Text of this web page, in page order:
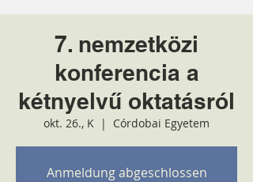
7. nemzetközi
konferencia a
kétnyelvű oktatásról
okt. 26., K
  |
Córdobai Egyetem
Anmeldung abgeschlossen